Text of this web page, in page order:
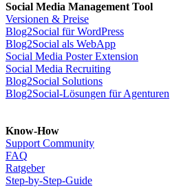
Social Media Management Tool
Versionen & Preise
Blog2Social für WordPress
Blog2Social als WebApp
Social Media Poster Extension
Social Media Recruiting
Blog2Social Solutions
Blog2Social-Lösungen für Agenturen
Know-How
Support Community
FAQ
Ratgeber
Step-by-Step-Guide